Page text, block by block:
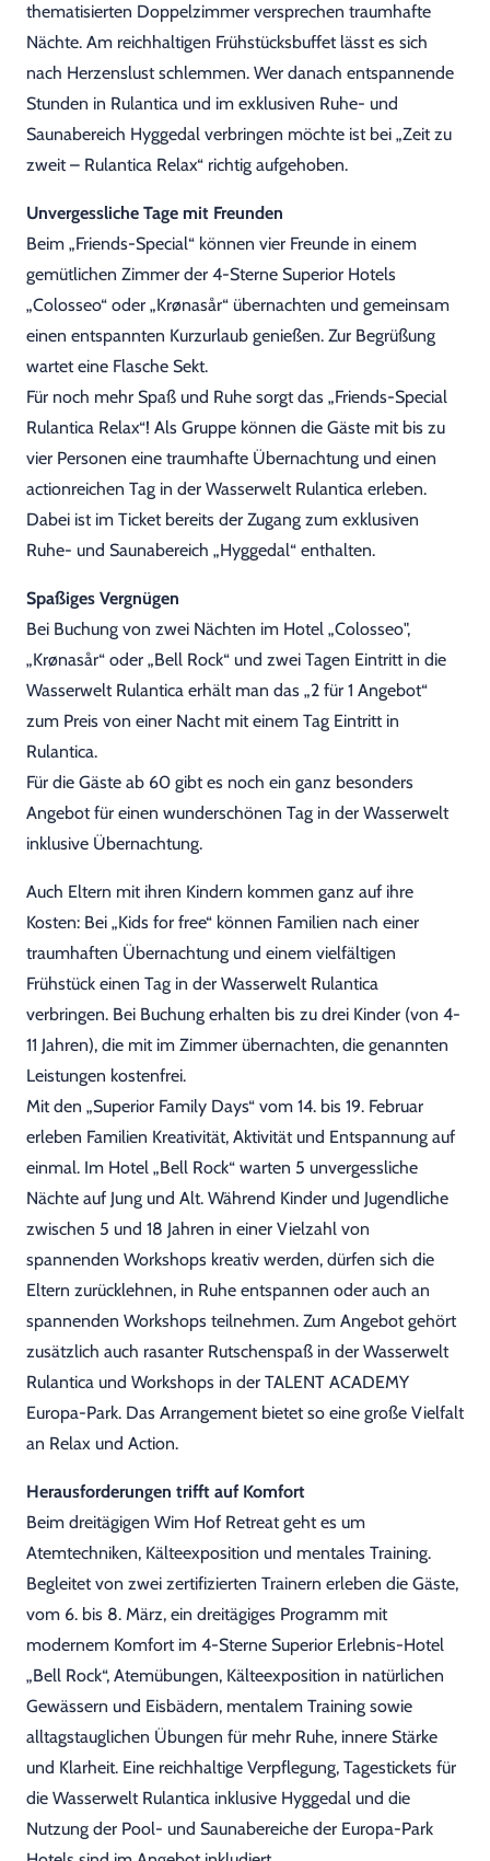
thematisierten Doppelzimmer versprechen traumhafte
Nächte. Am reichhaltigen Frühstücksbuffet lässt es sich
nach Herzenslust schlemmen. Wer danach entspannende
Stunden in Rulantica und im exklusiven Ruhe- und
Saunabereich Hyggedal verbringen möchte ist bei „Zeit zu
zweit – Rulantica Relax“ richtig aufgehoben.
Unvergessliche Tage mit Freunden
Beim „Friends-Special“ können vier Freunde in einem
gemütlichen Zimmer der 4-Sterne Superior Hotels
„Colosseo“ oder „Krønasår“ übernachten und gemeinsam
einen entspannten Kurzurlaub genießen. Zur Begrüßung
wartet eine Flasche Sekt.
Für noch mehr Spaß und Ruhe sorgt das „Friends-Special
Rulantica Relax“! Als Gruppe können die Gäste mit bis zu
vier Personen eine traumhafte Übernachtung und einen
actionreichen Tag in der Wasserwelt Rulantica erleben.
Dabei ist im Ticket bereits der Zugang zum exklusiven
Ruhe- und Saunabereich „Hyggedal“ enthalten.
Spaßiges Vergnügen
Bei Buchung von zwei Nächten im Hotel „Colosseo",
„Krønasår“ oder „Bell Rock“ und zwei Tagen Eintritt in die
Wasserwelt Rulantica erhält man das „2 für 1 Angebot“
zum Preis von einer Nacht mit einem Tag Eintritt in
Rulantica.
Für die Gäste ab 60 gibt es noch ein ganz besonders
Angebot für einen wunderschönen Tag in der Wasserwelt
inklusive Übernachtung.
Auch Eltern mit ihren Kindern kommen ganz auf ihre
Kosten: Bei „Kids for free“ können Familien nach einer
traumhaften Übernachtung und einem vielfältigen
Frühstück einen Tag in der Wasserwelt Rulantica
verbringen. Bei Buchung erhalten bis zu drei Kinder (von 4-
11 Jahren), die mit im Zimmer übernachten, die genannten
Leistungen kostenfrei.
Mit den „Superior Family Days“ vom 14. bis 19. Februar
erleben Familien Kreativität, Aktivität und Entspannung auf
einmal. Im Hotel „Bell Rock“ warten 5 unvergessliche
Nächte auf Jung und Alt. Während Kinder und Jugendliche
zwischen 5 und 18 Jahren in einer Vielzahl von
spannenden Workshops kreativ werden, dürfen sich die
Eltern zurücklehnen, in Ruhe entspannen oder auch an
spannenden Workshops teilnehmen. Zum Angebot gehört
zusätzlich auch rasanter Rutschenspaß in der Wasserwelt
Rulantica und Workshops in der TALENT ACADEMY
Europa-Park. Das Arrangement bietet so eine große Vielfalt
an Relax und Action.
Herausforderungen trifft auf Komfort
Beim dreitägigen Wim Hof Retreat geht es um
Atemtechniken, Kälteexposition und mentales Training.
Begleitet von zwei zertifizierten Trainern erleben die Gäste,
vom 6. bis 8. März, ein dreitägiges Programm mit
modernem Komfort im 4-Sterne Superior Erlebnis-Hotel
„Bell Rock“, Atemübungen, Kälteexposition in natürlichen
Gewässern und Eisbädern, mentalem Training sowie
alltagstauglichen Übungen für mehr Ruhe, innere Stärke
und Klarheit. Eine reichhaltige Verpflegung, Tagestickets für
die Wasserwelt Rulantica inklusive Hyggedal und die
Nutzung der Pool- und Saunabereiche der Europa-Park